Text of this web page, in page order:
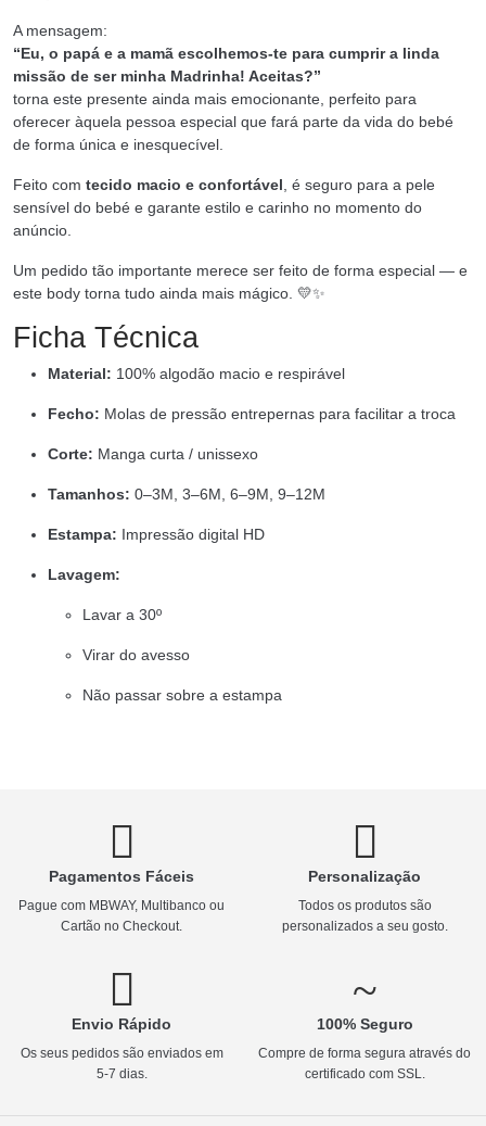
A mensagem:
“Eu, o papá e a mamã escolhemos-te para cumprir a linda
missão de ser minha Madrinha! Aceitas?”
torna este presente ainda mais emocionante, perfeito para
oferecer àquela pessoa especial que fará parte da vida do bebé
de forma única e inesquecível.
Feito com tecido macio e confortável , é seguro para a pele
sensível do bebé e garante estilo e carinho no momento do
anúncio.
Um pedido tão importante merece ser feito de forma especial — e
este body torna tudo ainda mais mágico. 💛✨
Ficha Técnica
Material: 100% algodão macio e respirável
Fecho: Molas de pressão entrepernas para facilitar a troca
Corte: Manga curta / unissexo
Tamanhos: 0–3M, 3–6M, 6–9M, 9–12M
Estampa: Impressão digital HD
Lavagem:
Lavar a 30º
Virar do avesso
Não passar sobre a estampa
Pagamentos Fáceis
Pague com MBWAY, Multibanco ou
Cartão no Checkout.
Personalização
Todos os produtos são
personalizados a seu gosto.
Envio Rápido
Os seus pedidos são enviados em
5-7 dias.
100% Seguro
Compre de forma segura através do
certificado com SSL.